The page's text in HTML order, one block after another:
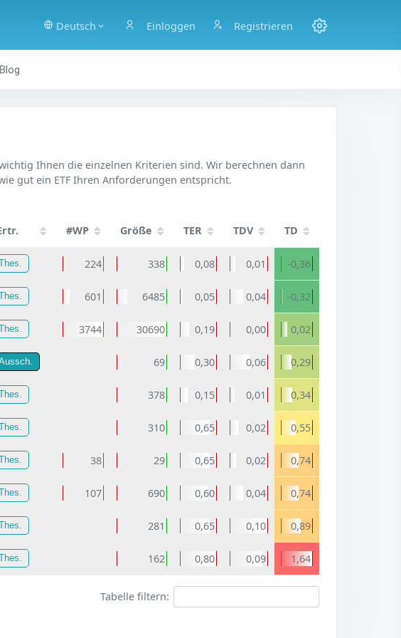
Deutsch Einloggen Registrieren
Blog
Ihnen die einzelnen Kriterien sind. Wir berechnen dann
gut ein ETF Ihren Anforderungen entspricht.
#WP Größe TER TDV TD
224 338 0,08 0,01 -0,36
601 6485 0,05 0,04 -0,32
3744 30690 0,19 0,00 0,02
69 0,30 0,06 0,29
378 0,15 0,01 0,34
310 0,65 0,02 0,55
38 29 0,65 0,02 0,74
107 690 0,60 0,04 0,74
281 0,65 0,10 0,89
162 0,80 0,09 1,64
Tabelle filtern: